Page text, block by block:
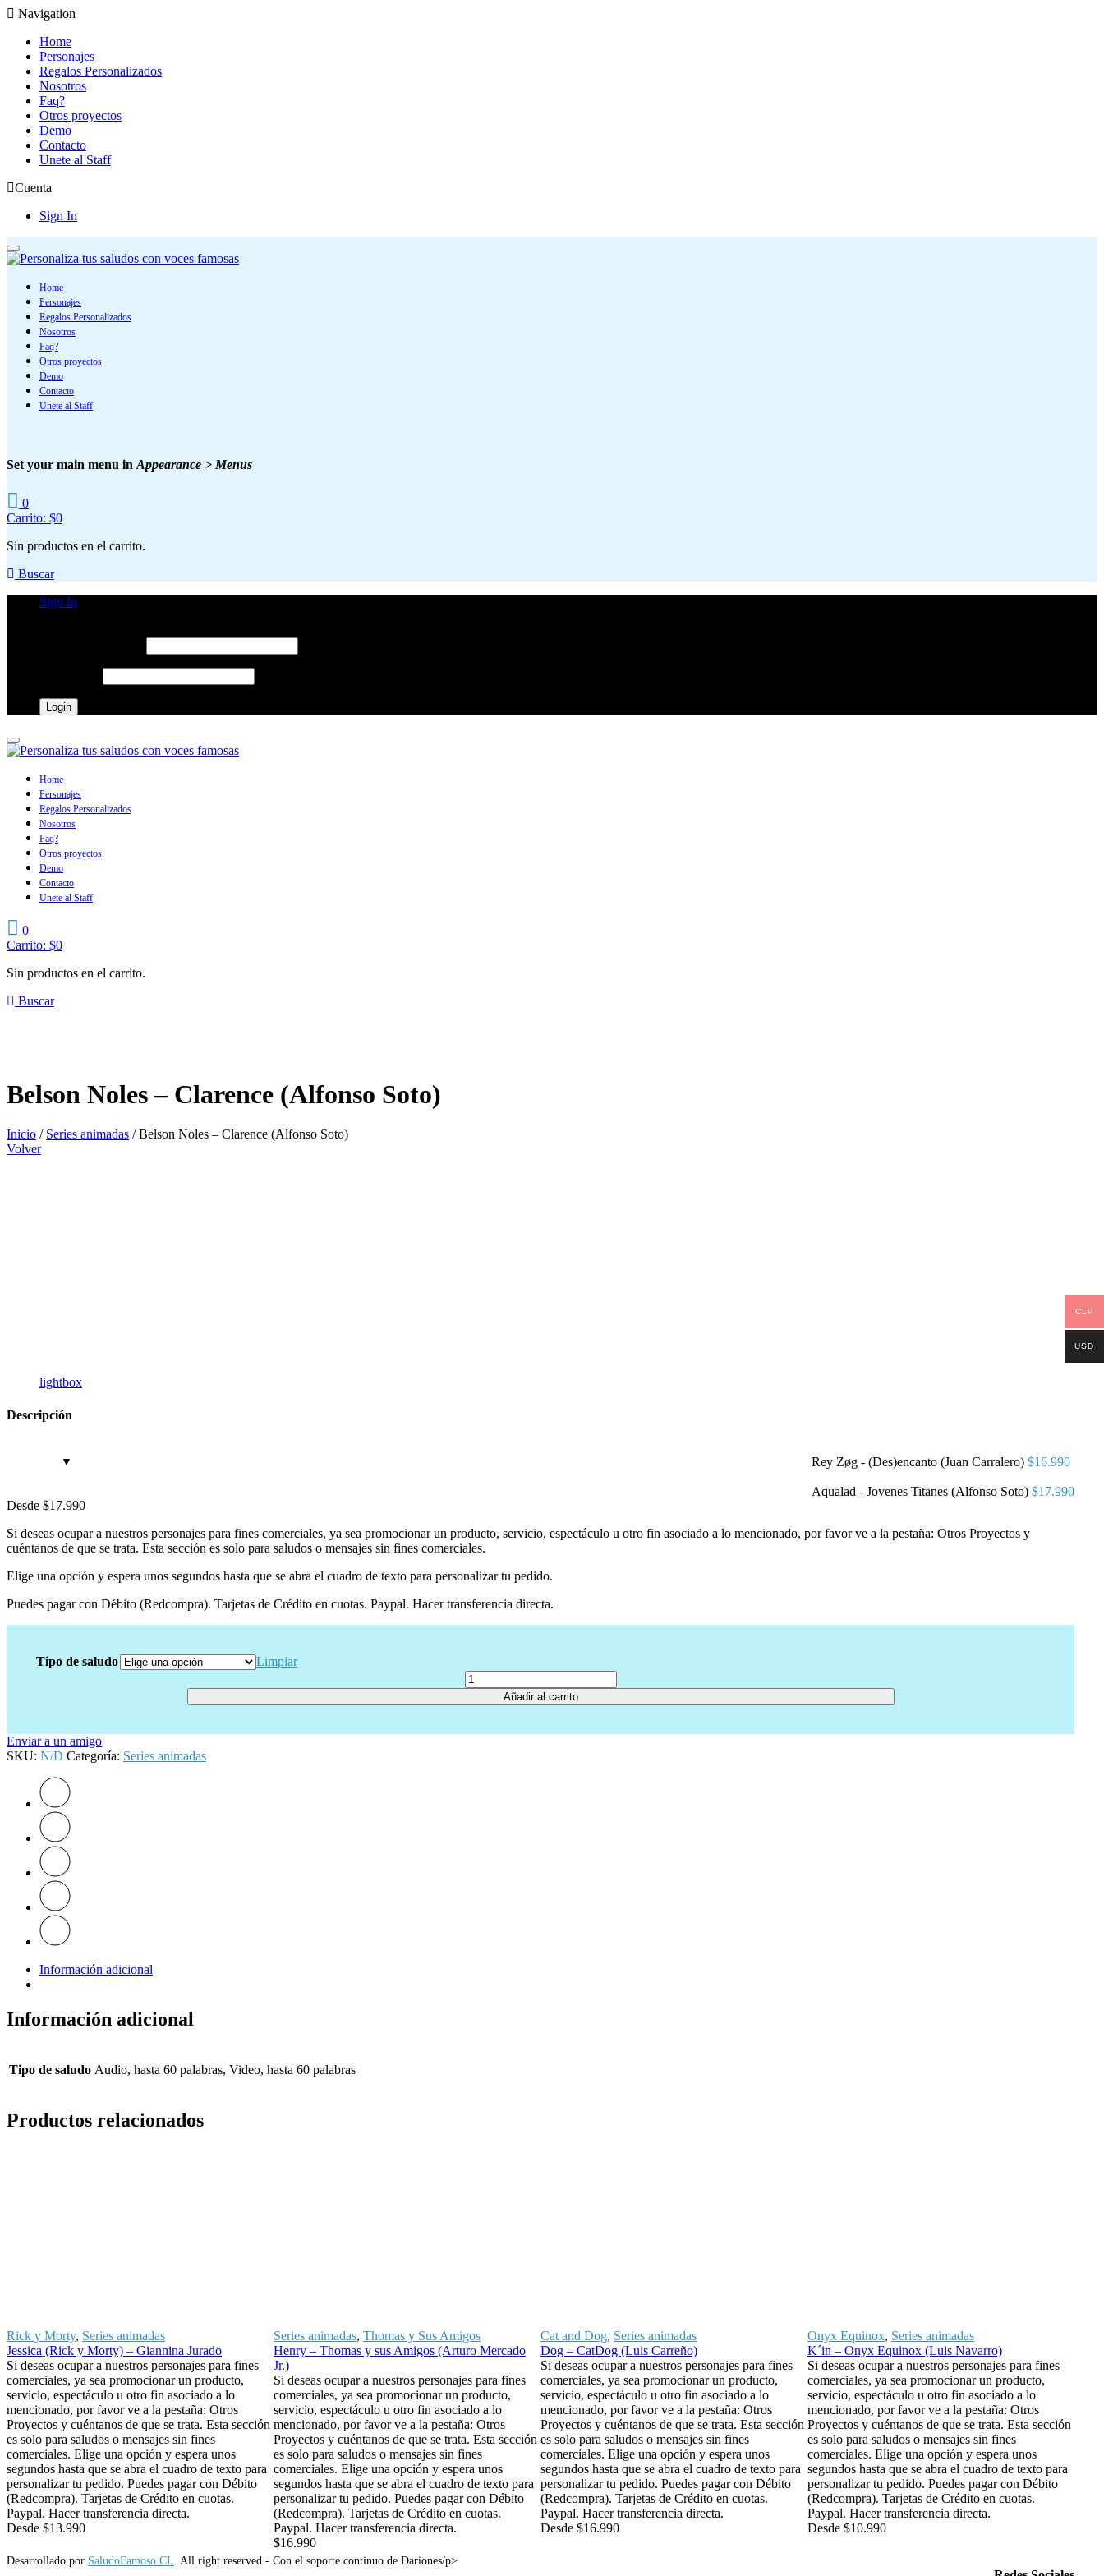
Navigation
Home
Personajes
Regalos Personalizados
Nosotros
Faq?
Otros proyectos
Demo
Contacto
Unete al Staff
Cuenta
Sign In
Home
Personajes
Regalos Personalizados
Nosotros
Faq?
Otros proyectos
Demo
Contacto
Unete al Staff
Set your main menu in Appearance > Menus
0
Carrito: $0
Sin productos en el carrito.
Buscar
Sign In
Home
Personajes
Regalos Personalizados
Nosotros
Faq?
Otros proyectos
Demo
Contacto
Unete al Staff
0
Carrito: $0
Sin productos en el carrito.
Buscar
Belson Noles – Clarence (Alfonso Soto)
Inicio / Series animadas /Belson Noles – Clarence (Alfonso Soto)
Volver
lightbox
Descripción
Rey Zøg - (Des)encanto (Juan Carralero) $16.990
Aqualad - Jovenes Titanes (Alfonso Soto) $17.990
Desde $17.990
Si deseas ocupar a nuestros personajes para fines comerciales, ya sea promocionar un producto, servicio, espectáculo u otro fin asociado a lo mencionado, por favor ve a la pestaña: Otros Proyectos y
cuéntanos de que se trata. Esta sección es solo para saludos o mensajes sin fines comerciales.
Elige una opción y espera unos segundos hasta que se abra el cuadro de texto para personalizar tu pedido.
Puedes pagar con Débito (Redcompra). Tarjetas de Crédito en cuotas. Paypal. Hacer transferencia directa.
Tipo de saludo
Limpiar
Cantidad
Añadir al carrito
Enviar a un amigo
SKU: N/D Categoría: Series animadas
Información adicional
Información adicional
Tipo de saludo Audio, hasta 60 palabras, Video, hasta 60 palabras
Productos relacionados
Rick y Morty, Series animadas
Jessica (Rick y Morty) – Giannina Jurado
Si deseas ocupar a nuestros personajes para fines
comerciales, ya sea promocionar un producto,
servicio, espectáculo u otro fin asociado a lo
mencionado, por favor ve a la pestaña: Otros
Proyectos y cuéntanos de que se trata. Esta sección
es solo para saludos o mensajes sin fines
comerciales. Elige una opción y espera unos
segundos hasta que se abra el cuadro de texto para
personalizar tu pedido. Puedes pagar con Débito
(Redcompra). Tarjetas de Crédito en cuotas.
Paypal. Hacer transferencia directa.
Desde $13.990
Series animadas, Thomas y Sus Amigos
Henry – Thomas y sus Amigos (Arturo Mercado
Jr.)
Si deseas ocupar a nuestros personajes para fines
comerciales, ya sea promocionar un producto,
servicio, espectáculo u otro fin asociado a lo
mencionado, por favor ve a la pestaña: Otros
Proyectos y cuéntanos de que se trata. Esta sección
es solo para saludos o mensajes sin fines
comerciales. Elige una opción y espera unos
segundos hasta que se abra el cuadro de texto para
personalizar tu pedido. Puedes pagar con Débito
(Redcompra). Tarjetas de Crédito en cuotas.
Paypal. Hacer transferencia directa.
$16.990
Cat and Dog, Series animadas
Dog – CatDog (Luis Carreño)
Si deseas ocupar a nuestros personajes para fines
comerciales, ya sea promocionar un producto,
servicio, espectáculo u otro fin asociado a lo
mencionado, por favor ve a la pestaña: Otros
Proyectos y cuéntanos de que se trata. Esta sección
es solo para saludos o mensajes sin fines
comerciales. Elige una opción y espera unos
segundos hasta que se abra el cuadro de texto para
personalizar tu pedido. Puedes pagar con Débito
(Redcompra). Tarjetas de Crédito en cuotas.
Paypal. Hacer transferencia directa.
Desde $16.990
Onyx Equinox, Series animadas
K´in – Onyx Equinox (Luis Navarro)
Si deseas ocupar a nuestros personajes para fines
comerciales, ya sea promocionar un producto,
servicio, espectáculo u otro fin asociado a lo
mencionado, por favor ve a la pestaña: Otros
Proyectos y cuéntanos de que se trata. Esta sección
es solo para saludos o mensajes sin fines
comerciales. Elige una opción y espera unos
segundos hasta que se abra el cuadro de texto para
personalizar tu pedido. Puedes pagar con Débito
(Redcompra). Tarjetas de Crédito en cuotas.
Paypal. Hacer transferencia directa.
Desde $10.990
Desarrollado por SaludoFamoso.CL . All right reserved - Con el soporte continuo de Dariones/p>
CLP
USD